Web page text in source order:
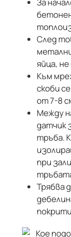
След
яйца,
Към
скоби
от 7-8
Между
датчик
тръба.
при
Трябва